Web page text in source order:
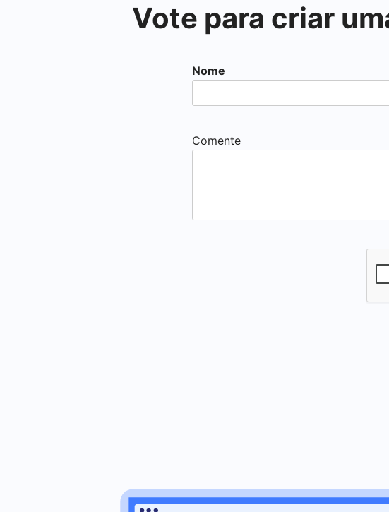
Vote para criar
Nome
Comente